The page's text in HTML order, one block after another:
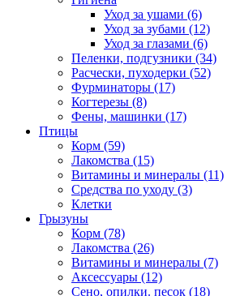
Уход за ушами (6)
Уход за зубами (12)
Уход за глазами (6)
Пеленки, подгузники (34)
Расчески, пуходерки (52)
Фурминаторы (17)
Когтерезы (8)
Фены, машинки (17)
Птицы
Корм (59)
Лакомства (15)
Витамины и минералы (11)
Средства по уходу (3)
Клетки
Грызуны
Корм (78)
Лакомства (26)
Витамины и минералы (7)
Аксессуары (12)
Сено, опилки. песок (18)